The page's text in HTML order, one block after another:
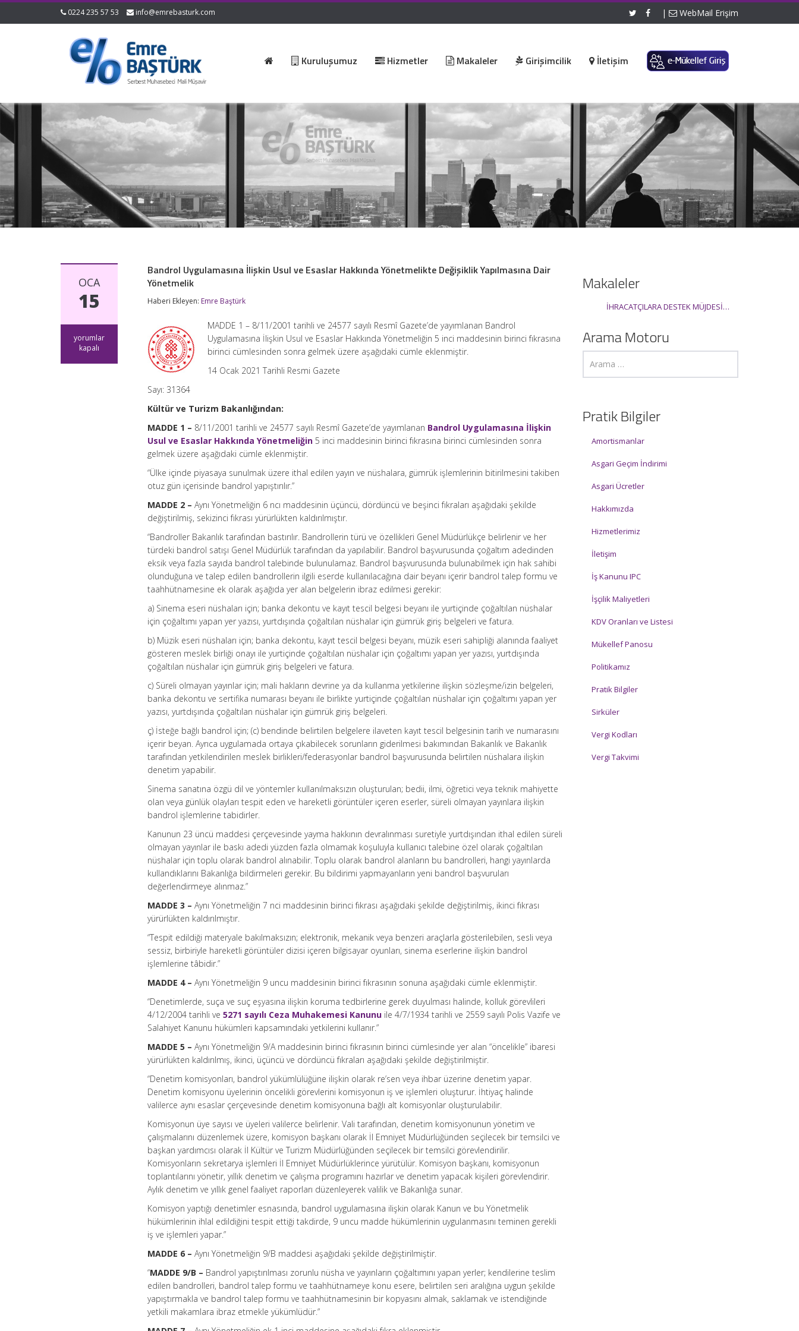
0224 235 57 53 info@emrebasturk.com | WebMail Erişim
Kuruluşumuz Hizmetler Makaleler Girişimcilik İletişim
OCA
15
Bandrol
Uygulamasına
yorumlar
kapalı
Bandrol Uygulamasına İlişkin Usul ve Esaslar Hakkında Yönetmelikte Değişiklik Yapılmasına Dair
Yönetmelik
Haberi Ekleyen: Emre Baştürk
MADDE 1 – 8/11/2001 tarihli ve 24577 sayılı Resmî Gazete’de yayımlanan Bandrol
Uygulamasına İlişkin Usul ve Esaslar Hakkında Yönetmeliğin 5 inci maddesinin birinci fıkrasına
birinci cümlesinden sonra gelmek üzere aşağıdaki cümle eklenmiştir.
14 Ocak 2021 Tarihli Resmi Gazete
Sayı: 31364
Kültür ve Turizm Bakanlığından:
MADDE 1 – 8/11/2001 tarihli ve 24577 sayılı Resmî Gazete’de yayımlanan Bandrol Uygulamasına İlişkin
Usul ve Esaslar Hakkında Yönetmeliğin 5 inci maddesinin birinci fıkrasına birinci cümlesinden sonra
gelmek üzere aşağıdaki cümle eklenmiştir.
“Ülke içinde piyasaya sunulmak üzere ithal edilen yayın ve nüshalara, gümrük işlemlerinin bitirilmesini takiben
otuz gün içerisinde bandrol yapıştırılır.”
MADDE 2 –Aynı Yönetmeliğin 6 ncı maddesinin üçüncü, dördüncü ve beşinci fıkraları aşağıdaki şekilde
değiştirilmiş, sekizinci fıkrası yürürlükten kaldırılmıştır.
“Bandroller Bakanlık tarafından bastırılır. Bandrollerin türü ve özellikleri Genel Müdürlükçe belirlenir ve her
türdeki bandrol satışı Genel Müdürlük tarafından da yapılabilir. Bandrol başvurusunda çoğaltım adedinden
eksik veya fazla sayıda bandrol talebinde bulunulamaz. Bandrol başvurusunda bulunabilmek için hak sahibi
olunduğuna ve talep edilen bandrollerin ilgili eserde kullanılacağına dair beyanı içerir bandrol talep formu ve
taahhütnamesine ek olarak aşağıda yer alan belgelerin ibraz edilmesi gerekir:
a) Sinema eseri nüshaları için; banka dekontu ve kayıt tescil belgesi beyanı ile yurtiçinde çoğaltılan nüshalar
için çoğaltımı yapan yer yazısı, yurtdışında çoğaltılan nüshalar için gümrük giriş belgeleri ve fatura.
b) Müzik eseri nüshaları için; banka dekontu, kayıt tescil belgesi beyanı, müzik eseri sahipliği alanında faaliyet
gösteren meslek birliği onayı ile yurtiçinde çoğaltılan nüshalar için çoğaltımı yapan yer yazısı, yurtdışında
çoğaltılan nüshalar için gümrük giriş belgeleri ve fatura.
c) Süreli olmayan yayınlar için; mali hakların devrine ya da kullanma yetkilerine ilişkin sözleşme/izin belgeleri,
banka dekontu ve sertifika numarası beyanı ile birlikte yurtiçinde çoğaltılan nüshalar için çoğaltımı yapan yer
yazısı, yurtdışında çoğaltılan nüshalar için gümrük giriş belgeleri.
ç) İsteğe bağlı bandrol için; (c) bendinde belirtilen belgelere ilaveten kayıt tescil belgesinin tarih ve numarasını
içerir beyan. Ayrıca uygulamada ortaya çıkabilecek sorunların giderilmesi bakımından Bakanlık ve Bakanlık
tarafından yetkilendirilen meslek birlikleri/federasyonlar bandrol başvurusunda belirtilen nüshalara ilişkin
denetim yapabilir.
Sinema sanatına özgü dil ve yöntemler kullanılmaksızın oluşturulan; bedii, ilmi, öğretici veya teknik mahiyette
olan veya günlük olayları tespit eden ve hareketli görüntüler içeren eserler, süreli olmayan yayınlara ilişkin
bandrol işlemlerine tabidirler.
Kanunun 23 üncü maddesi çerçevesinde yayma hakkının devralınması suretiyle yurtdışından ithal edilen süreli
olmayan yayınlar ile baskı adedi yüzden fazla olmamak koşuluyla kullanıcı talebine özel olarak çoğaltılan
nüshalar için toplu olarak bandrol alınabilir. Toplu olarak bandrol alanların bu bandrolleri, hangi yayınlarda
kullandıklarını Bakanlığa bildirmeleri gerekir. Bu bildirimi yapmayanların yeni bandrol başvuruları
değerlendirmeye alınmaz.”
MADDE 3 –Aynı Yönetmeliğin 7 nci maddesinin birinci fıkrası aşağıdaki şekilde değiştirilmiş, ikinci fıkrası
yürürlükten kaldırılmıştır.
“Tespit edildiği materyale bakılmaksızın; elektronik, mekanik veya benzeri araçlarla gösterilebilen, sesli veya
sessiz, birbiriyle hareketli görüntüler dizisi içeren bilgisayar oyunları, sinema eserlerine ilişkin bandrol
işlemlerine tâbidir.”
MADDE 4 –Aynı Yönetmeliğin 9 uncu maddesinin birinci fıkrasının sonuna aşağıdaki cümle eklenmiştir.
“Denetimlerde, suça ve suç eşyasına ilişkin koruma tedbirlerine gerek duyulması halinde, kolluk görevlileri
4/12/2004 tarihli ve5271 sayılı Ceza Muhakemesi Kanunu ile 4/7/1934 tarihli ve 2559 sayılı Polis Vazife ve
Salahiyet Kanunu hükümleri kapsamındaki yetkilerini kullanır.”
MADDE 5 –Aynı Yönetmeliğin 9/A maddesinin birinci fıkrasının birinci cümlesinde yer alan “öncelikle” ibaresi
yürürlükten kaldırılmış, ikinci, üçüncü ve dördüncü fıkraları aşağıdaki şekilde değiştirilmiştir.
“Denetim komisyonları, bandrol yükümlülüğüne ilişkin olarak re’sen veya ihbar üzerine denetim yapar.
Denetim komisyonu üyelerinin öncelikli görevlerini komisyonun iş ve işlemleri oluşturur. İhtiyaç halinde
valilerce aynı esaslar çerçevesinde denetim komisyonuna bağlı alt komisyonlar oluşturulabilir.
Komisyonun üye sayısı ve üyeleri valilerce belirlenir. Vali tarafından, denetim komisyonunun yönetim ve
çalışmalarını düzenlemek üzere, komisyon başkanı olarak İl Emniyet Müdürlüğünden seçilecek bir temsilci ve
başkan yardımcısı olarak İl Kültür ve Turizm Müdürlüğünden seçilecek bir temsilci görevlendirilir.
Komisyonların sekretarya işlemleri İl Emniyet Müdürlüklerince yürütülür. Komisyon başkanı, komisyonun
toplantılarını yönetir, yıllık denetim ve çalışma programını hazırlar ve denetim yapacak kişileri görevlendirir.
Aylık denetim ve yıllık genel faaliyet raporları düzenleyerek valilik ve Bakanlığa sunar.
Komisyon yaptığı denetimler esnasında, bandrol uygulamasına ilişkin olarak Kanun ve bu Yönetmelik
hükümlerinin ihlal edildiğini tespit ettiği takdirde, 9 uncu madde hükümlerinin uygulanmasını teminen gerekli
iş ve işlemleri yapar.”
MADDE 6 –Aynı Yönetmeliğin 9/B maddesi aşağıdaki şekilde değiştirilmiştir.
“MADDE 9/B – Bandrol yapıştırılması zorunlu nüsha ve yayınların çoğaltımını yapan yerler; kendilerine teslim
edilen bandrolleri, bandrol talep formu ve taahhütnameye konu esere, belirtilen seri aralığına uygun şekilde
yapıştırmakla ve bandrol talep formu ve taahhütnamesinin bir kopyasını almak, saklamak ve istendiğinde
yetkili makamlara ibraz etmekle yükümlüdür.”
Makaleler
İHRACATÇILARA DESTEK MÜJDESİ…
Arama Motoru
Pratik Bilgiler
Amortismanlar
Asgari Geçim İndirimi
Asgari Ücretler
Hakkımızda
Hizmetlerimiz
İletişim
İş Kanunu IPC
İşçilik Maliyetleri
KDV Oranları ve Listesi
Mükellef Panosu
Politikamız
Pratik Bilgiler
Sirküler
Vergi Kodları
Vergi Takvimi